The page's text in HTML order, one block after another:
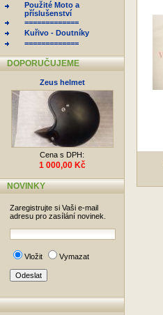
Použité Moto a
příslušenství
=============
Kuřivo - Doutníky
=============
DOPORUČUJEME
Zeus helmet
Cena s DPH:
1 000,00 Kč
NOVINKY
Zaregistrujte si Vaši e-mail
adresu pro zasílání novinek.
Vložit Vymazat